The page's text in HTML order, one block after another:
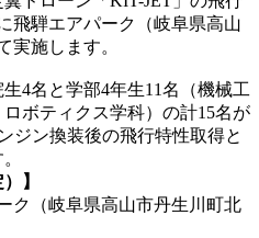
飛騨エアパーク（岐阜県高山
実施します。
4名と学部4年生11名（機械工
ボティクス学科）の計15名が
ジン換装後の飛行特性取得と
】
（岐阜県高山市丹生川町北